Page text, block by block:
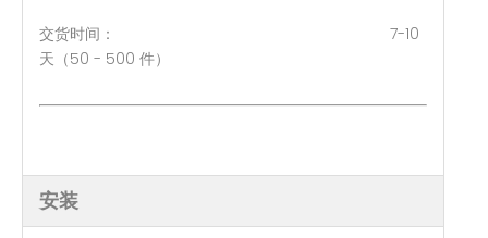
交货时间： 7-10
天（50 - 500 件）
安装